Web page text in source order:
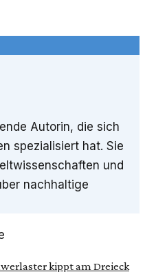
Autorin, die sich
spezialisiert hat. Sie
und
nachhaltige
kippt am Dreieck